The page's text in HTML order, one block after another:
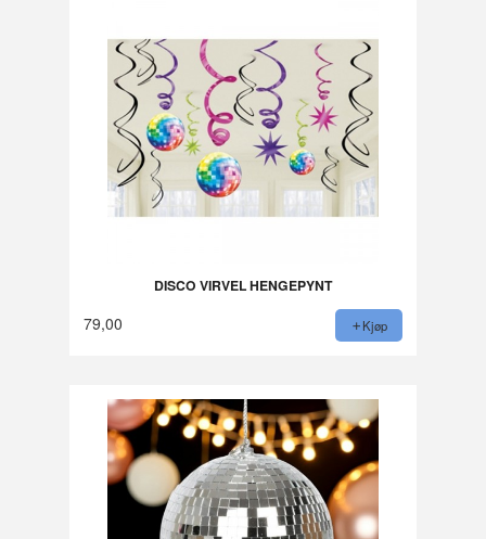
DISCO VIRVEL HENGEPYNT
79,00 Kjøp